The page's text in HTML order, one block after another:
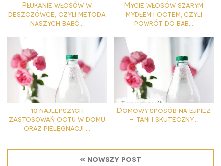
Płukanie włosów w
deszczówce, czyli metoda
naszych babć...
Mycie włosów szarym
mydłem i octem, czyli
powrót do bab...
10 najlepszych
zastosowań octu w domu
oraz pielęgnacji ...
Domowy sposób na łupież
- tani i skuteczny...
« nowszy post